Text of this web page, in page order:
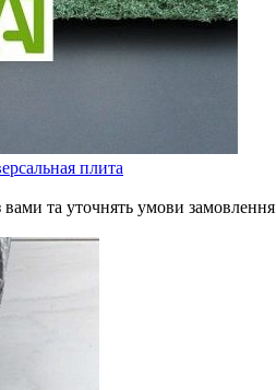
плита
та уточнять умови замовлення